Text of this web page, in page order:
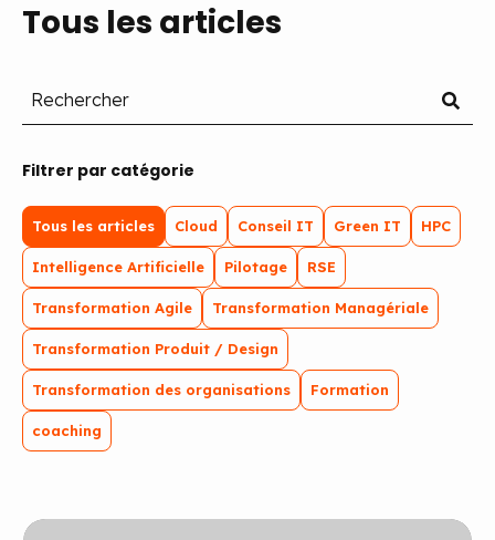
Tous les articles
Filtrer par catégorie
Tous les articles Cloud Conseil IT Green IT HPC
Intelligence Artificielle Pilotage RSE
Transformation Agile Transformation Managériale
Transformation Produit / Design
Transformation des organisations Formation
coaching